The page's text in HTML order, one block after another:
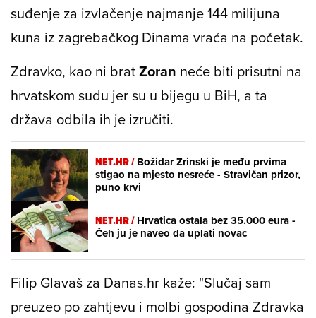
suđenje za izvlačenje najmanje 144 milijuna
kuna iz zagrebačkog Dinama vraća na početak.
Zdravko, kao ni bratZoran neće biti prisutni na
hrvatskom sudu jer su u bijegu u BiH, a ta
država odbila ih je izručiti.
NET.HR /Božidar Zrinski je među prvima
stigao na mjesto nesreće - Stravičan prizor,
puno krvi
NET.HR /Hrvatica ostala bez 35.000 eura -
Čeh ju je naveo da uplati novac
Filip Glavaš za Danas.hr kaže: "Slučaj sam
preuzeo po zahtjevu i molbi gospodina Zdravka